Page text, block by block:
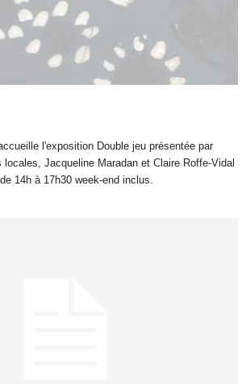
l'exposition Double jeu présentée par
Jacqueline Maradan et Claire Roffe-Vidal
14h à 17h30 week-end inclus.